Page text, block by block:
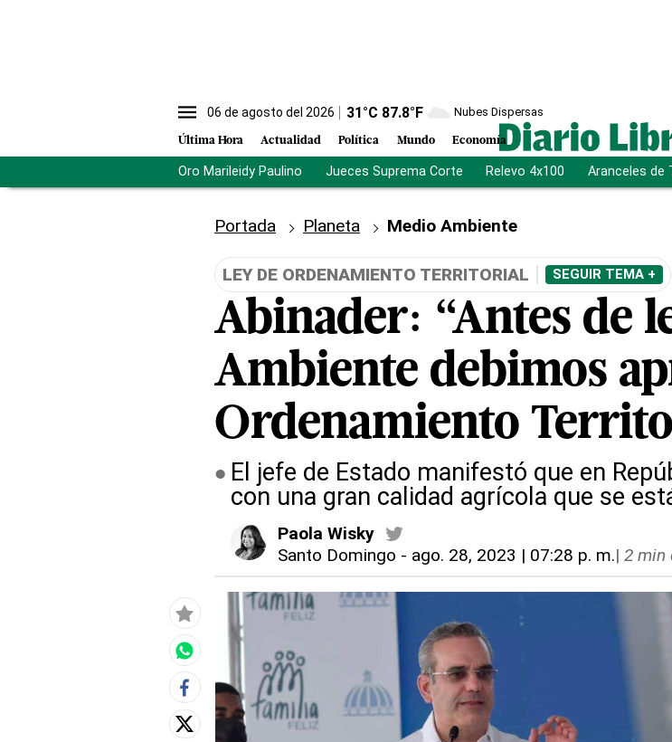
06 de agosto del 2026 31°C 87.8°F Nubes Dispersas
Última Hora Actualidad Política Mundo Economía
Oro Marileidy Paulino Jueces Suprema Corte Relevo 4x100 Aranceles de
Portada Planeta Medio Ambiente
LEY DE ORDENAMIENTO TERRITORIAL SEGUIR TEMA +
Abinader: “Antes de
Ambiente debimos
Ordenamiento
El jefe de Estado manifestó que en
con una gran calidad agrícola que se
Paola Wisky
Santo Domingo - ago. 28, 2023 | 07:28 p. m.| 2 min